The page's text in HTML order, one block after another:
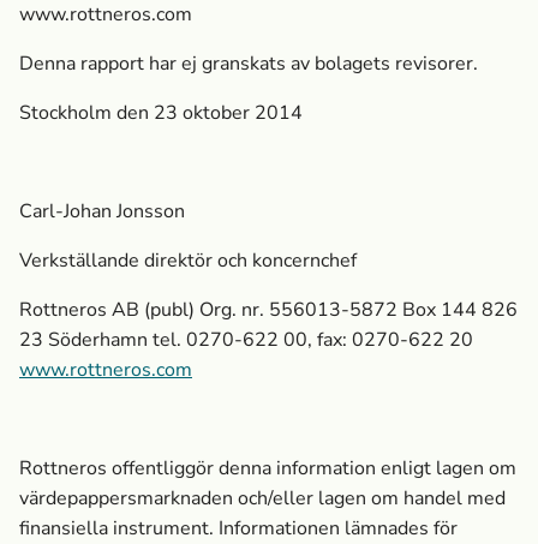
www.rottneros.com
Denna rapport har ej granskats av bolagets revisorer.
Stockholm den 23 oktober 2014
Carl-Johan Jonsson
Verkställande direktör och koncernchef
Rottneros AB (publ) Org. nr. 556013-5872 Box 144 826
23 Söderhamn tel. 0270-622 00, fax: 0270-622 20
www.rottneros.com
Rottneros offentliggör denna information enligt lagen om
värdepappersmarknaden och/eller lagen om handel med
finansiella instrument. Informationen lämnades för